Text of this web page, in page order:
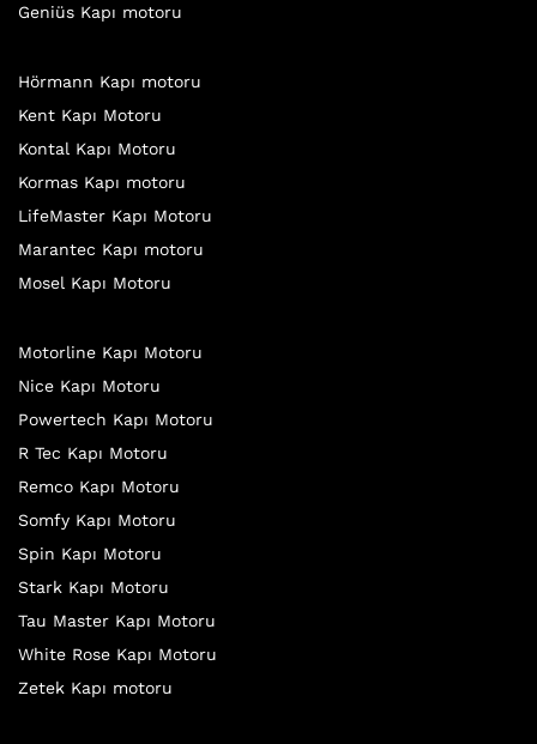
Geniüs Kapı motoru
Hörmann Kapı motoru
Kent Kapı Motoru
Kontal Kapı Motoru
Kormas Kapı motoru
LifeMaster Kapı Motoru
Marantec Kapı motoru
Mosel Kapı Motoru
Motorline Kapı Motoru
Nice Kapı Motoru
Powertech Kapı Motoru
R Tec Kapı Motoru
Remco Kapı Motoru
Somfy Kapı Motoru
Spin Kapı Motoru
Stark Kapı Motoru
Tau Master Kapı Motoru
White Rose Kapı Motoru
Zetek Kapı motoru